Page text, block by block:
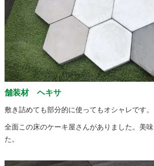
舗装材 ヘキサ
敷き詰めても部分的に使ってもオシャレです。
全面この床のケーキ屋さんがありました。美
た。